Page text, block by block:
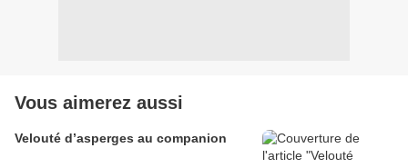
Vous aimerez aussi
Velouté d’asperges au companion